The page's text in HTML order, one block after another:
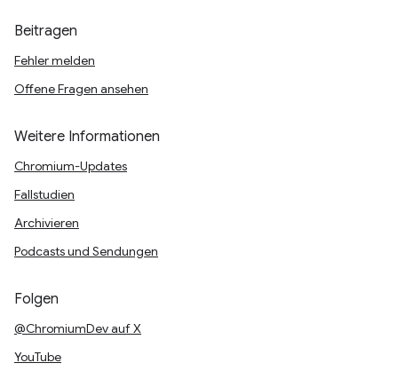
Beitragen
Fehler melden
Offene Fragen ansehen
Weitere Informationen
Chromium-Updates
Fallstudien
Archivieren
Podcasts und Sendungen
Folgen
@ChromiumDev auf X
YouTube